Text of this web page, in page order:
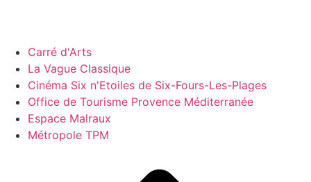
Carré d'Arts
La Vague Classique
Cinéma Six n'Etoiles de Six-Fours-Les-Plages
Office de Tourisme Provence Méditerranée
Espace Malraux
Métropole TPM